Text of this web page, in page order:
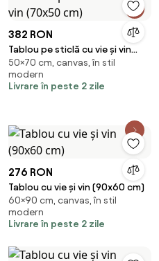
382 RON
Tablou pe sticlă cu vie și vin
(70x50 cm)
50×70 cm, canvas, în stil
modern
Livrare în peste 2 zile
276 RON
Tablou cu vie și vin (90x60 cm)
60×90 cm, canvas, în stil
modern
Livrare în peste 2 zile